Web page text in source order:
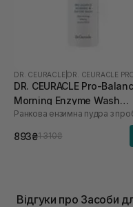
DR. CEURACLE
DR. CEURACLE Pro-
Morning Enzyme Wash
(термін до 01.27р.) 50 г
893₴1 310₴
Відгуки про Засоби